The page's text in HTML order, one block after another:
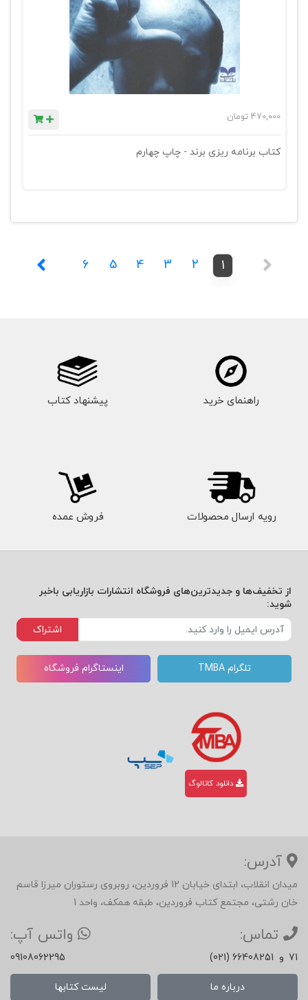
470,000 تومان
کتاب برنامه ریزی برند - چاپ چهارم
1
2
3
4
5
6
راهنمای خرید پیشنهاد کتاب
رویه ارسال محصولات فروش عمده
از تخفیف‌ها و جدیدترین‌های فروشگاه انتشارات بازاریابی باخبر
شوید:
اشتراک
تلگرام TMBA اینستاگرام فروشگاه
دانلود کاتالوگ
آدرس:
میدان انقلاب، ابتدای خیابان 12 فروردین، روبروی رستوران میرزا قاسم
خان رشتی، مجتمع کتاب فروردین، طبقه همکف، واحد 1
تماس:
(021) 66408251 و 71
واتس آپ:
09108062295
درباره ما لیست کتابها